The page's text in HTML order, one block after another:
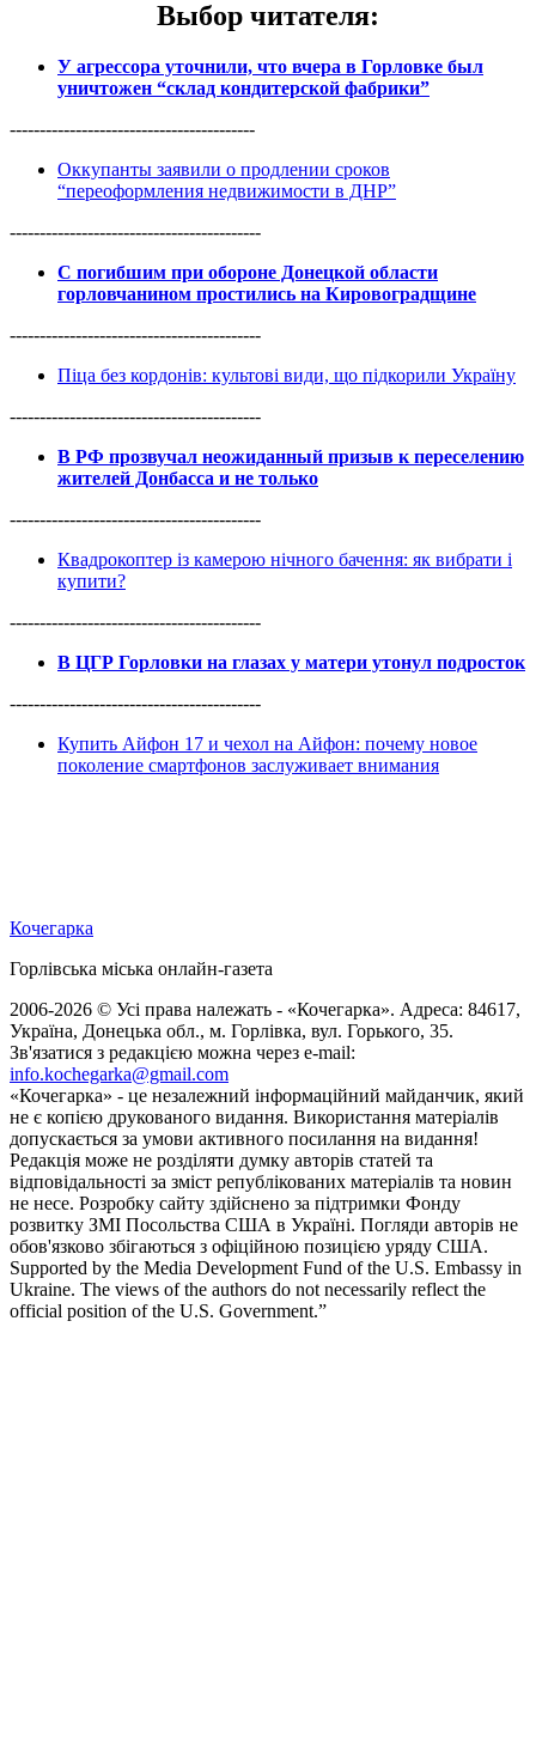
Выбор читателя:
У агрессора уточнили, что вчера в Горловке был
уничтожен “склад кондитерской фабрики”
-----------------------------------------
Оккупанты заявили о продлении сроков
“переоформления недвижимости в ДНР”
------------------------------------------
С погибшим при обороне Донецкой области
горловчанином простились на Кировоградщине
------------------------------------------
Піца без кордонів: культові види, що підкорили Україну
------------------------------------------
В РФ прозвучал неожиданный призыв к переселению
жителей Донбасса и не только
------------------------------------------
Квадрокоптер із камерою нічного бачення: як вибрати і
купити?
------------------------------------------
В ЦГР Горловки на глазах у матери утонул подросток
------------------------------------------
Купить Айфон 17 и чехол на Айфон: почему новое
поколение смартфонов заслуживает внимания
Кочегарка
Горлівська міська онлайн-газета
2006-2026 © Усі права належать - «Кочегарка». Адреса: 84617,
Україна, Донецька обл., м. Горлівка, вул. Горького, 35.
Зв'язатися з редакцією можна через e-mail:
info.kochegarka@gmail.com
«Кочегарка» - це незалежний інформаційний майданчик, який
не є копією друкованого видання. Використання матеріалів
допускається за умови активного посилання на видання!
Редакція може не розділяти думку авторів статей та
відповідальності за зміст републікованих матеріалів та новин
не несе. Розробку сайту здійснено за підтримки Фонду
розвитку ЗМІ Посольства США в Україні. Погляди авторів не
обов'язково збігаються з офіційною позицією уряду США.
Supported by the Media Development Fund of the U.S. Embassy in
Ukraine. The views of the authors do not necessarily reflect the
official position of the U.S. Government.”